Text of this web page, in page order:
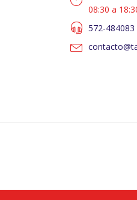
08:30 a
572-484083